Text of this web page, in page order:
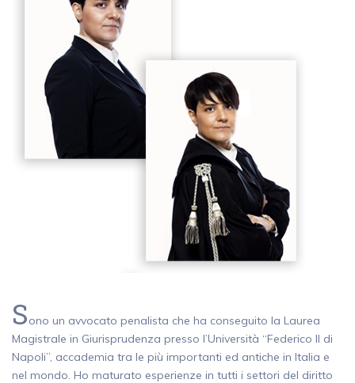
Sono un avvocato penalista che ha conseguito la Laurea
Magistrale in Giurisprudenza presso l’Università “Federico II di
Napoli”, accademia tra le più importanti ed antiche in Italia e
nel mondo. Ho maturato esperienze in tutti i settori del diritto